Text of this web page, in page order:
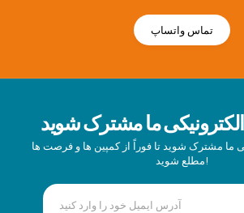
تماس واتساپ
الکترونیکی ما مشترک شوید
ما مشترک شوید تا فوراً از کمپین ها و فرصت ها
مطلع شوید!